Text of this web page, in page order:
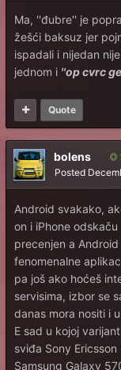
Ma, ''đubre'' je
žešći baksuz jer
ispadali i nijedan
jednom i ''op cvrc
Quote
bolens
Posted
Android svakako,
on i iPhone
precenjen a
fenomenalne
pa još ako hoćeš
servisima, izbor se
danas mora nositi i
E sad u kojoj
sviđa Sony
Samsung Galaxy